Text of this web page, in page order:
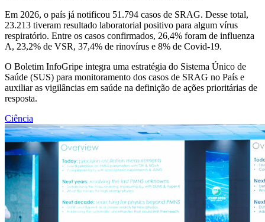
Em 2026, o país já notificou 51.794 casos de SRAG. Desse total,
23.213 tiveram resultado laboratorial positivo para algum vírus
respiratório. Entre os casos confirmados, 26,4% foram de influenza
A, 23,2% de VSR, 37,4% de rinovírus e 8% de Covid-19.
O Boletim InfoGripe integra uma estratégia do Sistema Único de
Saúde (SUS) para monitoramento dos casos de SRAG no País e
auxiliar as vigilâncias em saúde na definição de ações prioritárias de
resposta.
Ciência